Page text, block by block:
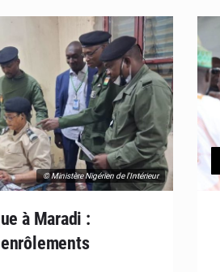
© Ministère Nigérien de l'Intérieur
à Maradi :